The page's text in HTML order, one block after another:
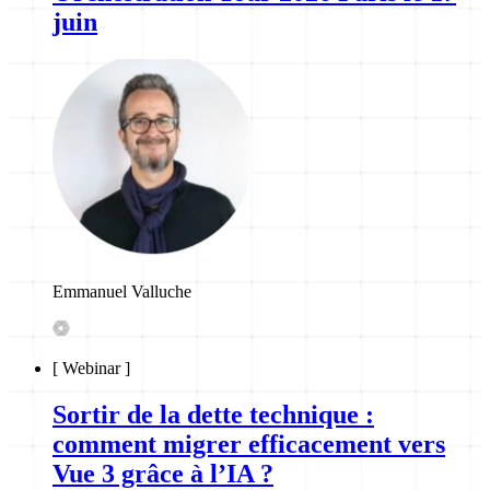
juin
Emmanuel Valluche
[ Webinar]
Sortir de la dette technique :
comment migrer efficacement vers
Vue 3 grâce à l’IA ?